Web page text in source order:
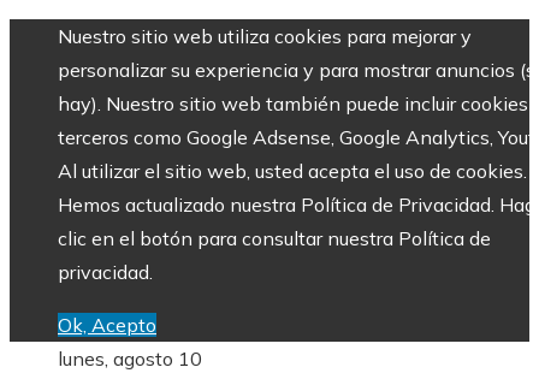
Nuestro sitio web utiliza cookies para mejorar y
personalizar su experiencia y para mostrar anuncios
hay). Nuestro sitio web también puede incluir cookies
terceros como Google Adsense, Google Analytics,
Al utilizar el sitio web, usted acepta el uso de cookies.
Hemos actualizado nuestra Política de Privacidad.
clic en el botón para consultar nuestra Política de
privacidad.
Ok, Acepto
lunes, agosto 10